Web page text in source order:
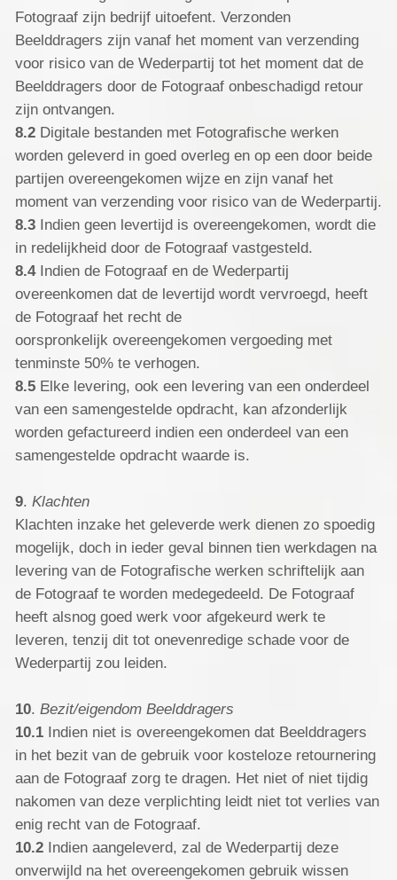
Fotograaf zijn bedrijf uitoefent. Verzonden
Beelddragers zijn vanaf het moment van verzending
voor risico van de Wederpartij tot het moment dat de
Beelddragers door de Fotograaf onbeschadigd retour
zijn ontvangen.
8.2Digitale bestanden met Fotografische werken
worden geleverd in goed overleg en op een door beide
partijen overeengekomen wijze en zijn vanaf het
moment van verzending voor risico van de Wederpartij.
8.3Indien geen levertijd is overeengekomen, wordt die
in redelijkheid door de Fotograaf vastgesteld.
8.4Indien de Fotograaf en de Wederpartij
overeenkomen dat de levertijd wordt vervroegd, heeft
de Fotograaf het recht de
oorspronkelijk overeengekomen vergoeding met
tenminste 50% te verhogen.
8.5Elke levering, ook een levering van een onderdeel
van een samengestelde opdracht, kan afzonderlijk
worden gefactureerd indien een onderdeel van een
samengestelde opdracht waarde is.
9. Klachten
Klachten inzake het geleverde werk dienen zo spoedig
mogelijk, doch in ieder geval binnen tien werkdagen na
levering van de Fotografische werken schriftelijk aan
de Fotograaf te worden medegedeeld. De Fotograaf
heeft alsnog goed werk voor afgekeurd werk te
leveren, tenzij dit tot onevenredige schade voor de
Wederpartij zou leiden.
10. Bezit/eigendom Beelddragers
10.1Indien niet is overeengekomen dat Beelddragers
in het bezit van de gebruik voor kosteloze retournering
aan de Fotograaf zorg te dragen. Het niet of niet tijdig
nakomen van deze verplichting leidt niet tot verlies van
enig recht van de Fotograaf.
10.2Indien aangeleverd, zal de Wederpartij deze
onverwijld na het overeengekomen gebruik wissen